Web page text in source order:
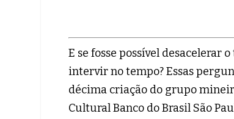
E se fosse possível desacelerar
intervir no tempo? Essas
décima criação do grupo
Cultural Banco do Brasil São